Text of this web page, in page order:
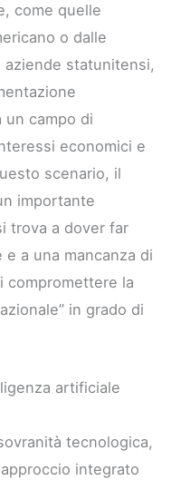
come quelle
o dalle
statunitensi,
un campo di
economici e
scenario, il
importante
trova a dover far
a una mancanza di
compromettere la
in grado di
artificiale
tecnologica,
integrato